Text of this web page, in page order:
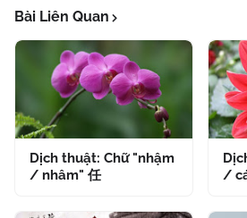
Bài Liên Quan
Dịch thuật: Chữ "nhậm
/ nhâm" 任
/